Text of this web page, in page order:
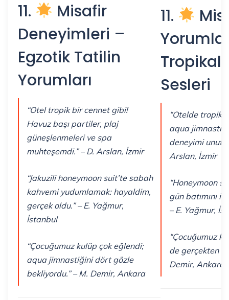
11.
Misafir
Deneyimleri –
Egzotik Tatilin
Yorumları
“Otel tropik bir cennet gibi!
Havuz başı partiler, plaj
güneşlenmeleri ve spa
muhteşemdi.” – D. Arslan, İzmir
“Jakuzili honeymoon suit’te sabah
kahvemi yudumlamak: hayaldim,
gerçek oldu.” – E. Yağmur,
İstanbul
“Çocuğumuz kulüp çok eğlendi;
aqua jimnastiğini dört gözle
bekliyordu.” – M. Demir, Ankara
11.
Tropikal
Sesleri
“Otelde tropik
aqua jimnastik
deneyimi
Arslan, İzmir
“Honeymoon
gün batımını
– E. Yağmur,
“Çocuğumuz
de gerçekten
Demir, Ankara